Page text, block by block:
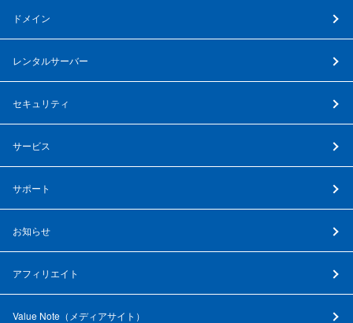
ドメイン
レンタルサーバー
セキュリティ
サービス
サポート
お知らせ
アフィリエイト
Value Note（ メディアサイト ）